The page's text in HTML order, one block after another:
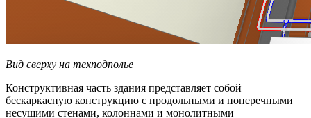
Вид сверху на техподполье
Конструктивная часть здания представляет собой
бескаркасную конструкцию с продольными и поперечными
несущими стенами, колоннами и монолитными